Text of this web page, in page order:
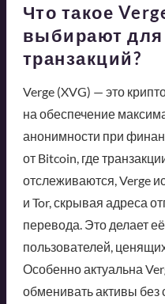
Что такое
выбирают
транзакций?
Verge (XVG) — это
на обеспечение
анонимности при
от Bitcoin, где
отслеживаются, Verge
и Tor, скрывая адреса
перевода. Это делает
пользователей,
Особенно актуальна
обменивать активы без